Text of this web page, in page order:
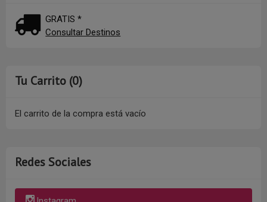
GRATIS *
Consultar Destinos
Tu Carrito (0)
El carrito de la compra está vacío
Redes Sociales